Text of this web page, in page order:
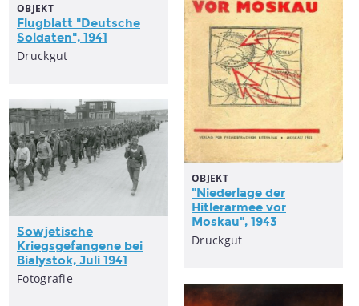
OBJEKT
Flugblatt "Deutsche
Soldaten", 1941
Druckgut
OBJEKT
"Niederlage der
Hitlerarmee vor
Moskau", 1943
Druckgut
Sowjetische
Kriegsgefangene bei
Bialystok, Juli 1941
Fotografie